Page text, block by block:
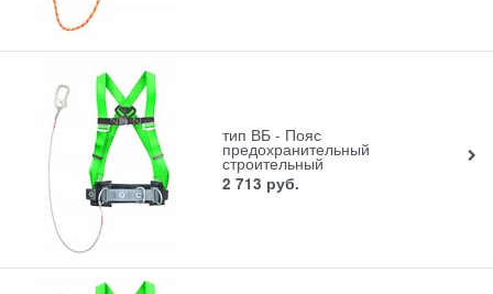
тип ВБ - Пояс
предохранительный
строительный
2 713 руб.